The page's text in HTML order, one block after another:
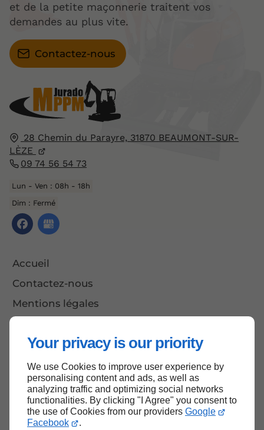
Your privacy is our priority
We use Cookies to improve user experience by
personalising content and ads, as well as
analyzing traffic and optimizing social networks
functionalities. By clicking "I Agree" you consent to
the use of Cookies from our providers Google
Facebook
.
28 Chemin du Parayre, 31870 BEAUMONT-SUR-
LÈZE
09 74 56 54 73
Lun - Ven : 08h - 18h
Dim : Fermé
Accueil
Contactez-nous
Mentions légales
et de la petite maçonnerie traitent vos
demandes au plus vite.
Contactez-nous
Haut de page